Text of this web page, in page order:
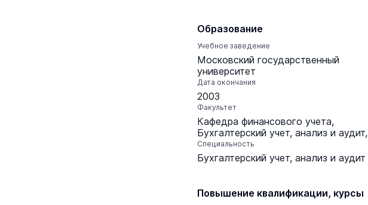
Образование
Учебное заведение
Московский государственный
университет
Дата окончания
2003
Факультет
Кафедра финансового учета,
Бухгалтерский учет, анализ и аудит,
Специальность
Бухгалтерский учет, анализ и аудит
Повышение квалификации, курсы